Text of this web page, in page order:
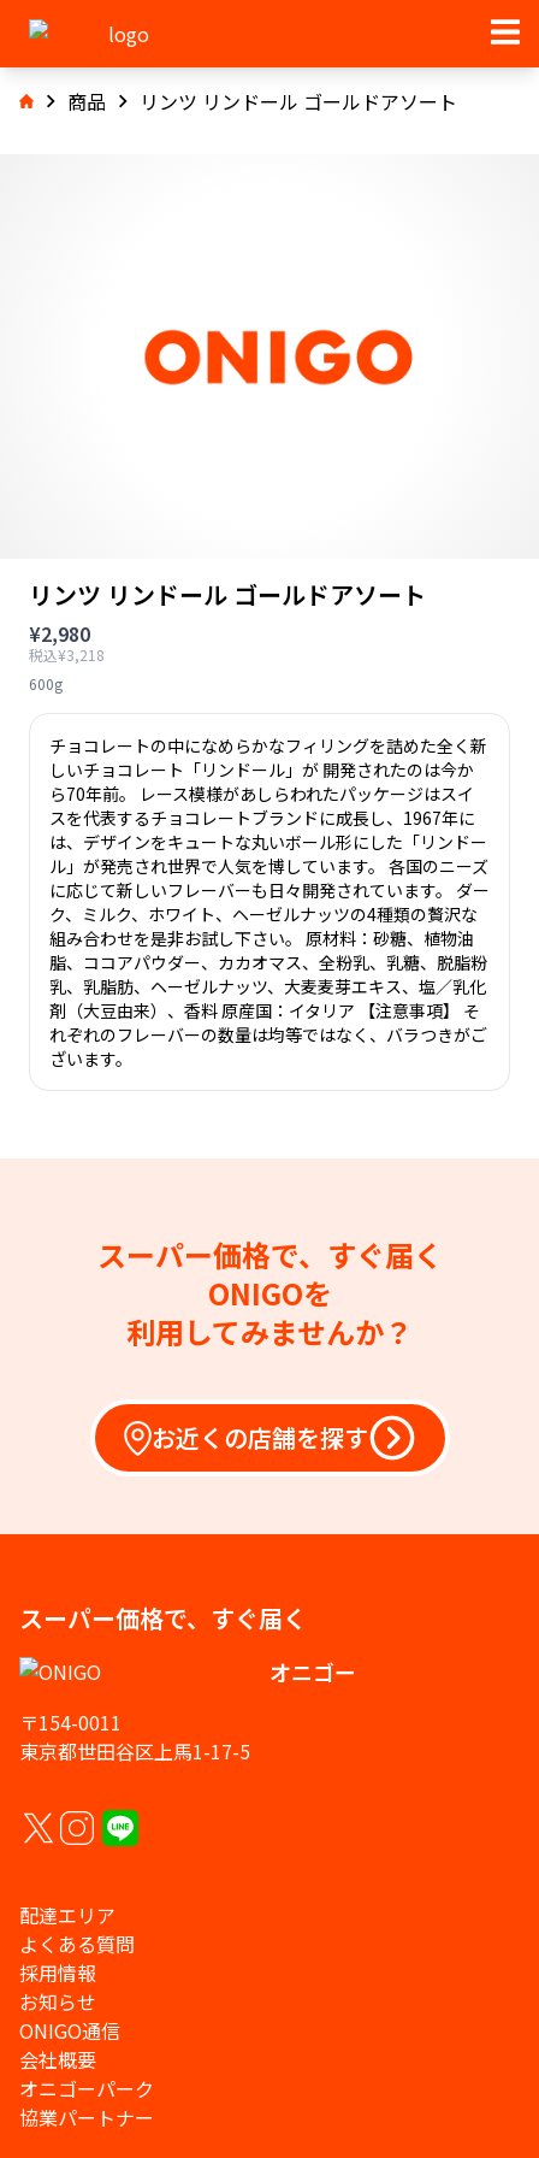
商品 リンツ リンドール ゴールドアソート
リンツ リンドール ゴールドアソート
¥2,980
税込¥3,218
600g
チョコレートの中になめらかなフィリングを詰めた全く新
しいチョコレート「リンドール」が 開発されたのは今か
ら70年前。 レース模様があしらわれたパッケージはスイ
スを代表するチョコレートブランドに成長し、1967年に
は、デザインをキュートな丸いボール形にした「リンドー
ル」が発売され世界で人気を博しています。 各国のニーズ
に応じて新しいフレーバーも日々開発されています。 ダー
ク、ミルク、ホワイト、ヘーゼルナッツの4種類の贅沢な
組み合わせを是非お試し下さい。 原材料：砂糖、植物油
脂、ココアパウダー、カカオマス、全粉乳、乳糖、脱脂粉
乳、乳脂肪、ヘーゼルナッツ、大麦麦芽エキス、塩／乳化
剤（大豆由来）、香料 原産国：イタリア 【注意事項】 そ
れぞれのフレーバーの数量は均等ではなく、バラつきがご
ざいます。
スーパー価格で、すぐ届く
ONIGOを
利用してみませんか？
お近くの店舗を探す
スーパー価格で、すぐ届く
オニゴー
〒154-0011
東京都世田谷区上馬1-17-5
配達エリア
よくある質問
採用情報
お知らせ
ONIGO通信
会社概要
オニゴーパーク
協業パートナー